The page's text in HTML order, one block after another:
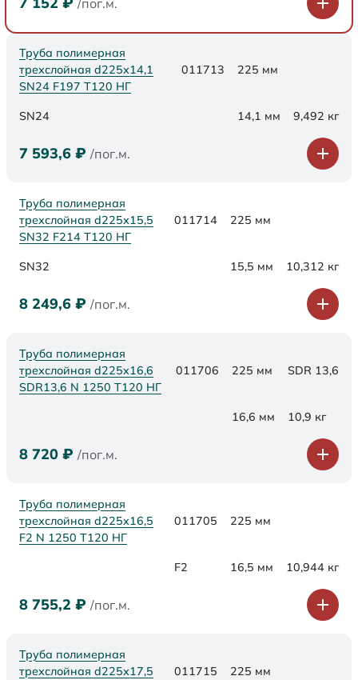
/пог.м.
Труба полимерная
трехслойная d225х14,1
SN24 F197 Т120 НГ
011713 225 мм
SN24 14,1 мм 9,492 кг
7 593,6 ₽ /пог.м.
Труба полимерная
трехслойная d225х15,5
SN32 F214 Т120 НГ
011714 225 мм
SN32 15,5 мм 10,312 кг
8 249,6 ₽ /пог.м.
Труба полимерная
трехслойная d225x16,6
SDR13,6 N 1250 Т120 НГ
011706 225 мм SDR 13,6
16,6 мм 10,9 кг
8 720 ₽ /пог.м.
Труба полимерная
трехслойная d225x16,5
F2 N 1250 Т120 НГ
011705 225 мм
F2 16,5 мм 10,944 кг
8 755,2 ₽ /пог.м.
Труба полимерная
трехслойная d225х17,5
011715 225 мм